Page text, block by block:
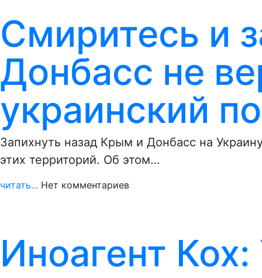
Смиритесь и
Донбасс не
украинский
Запихнуть назад Крым и Донбасс на
этих территорий. Об этом…
читать... Нет комментариев
Иноагент